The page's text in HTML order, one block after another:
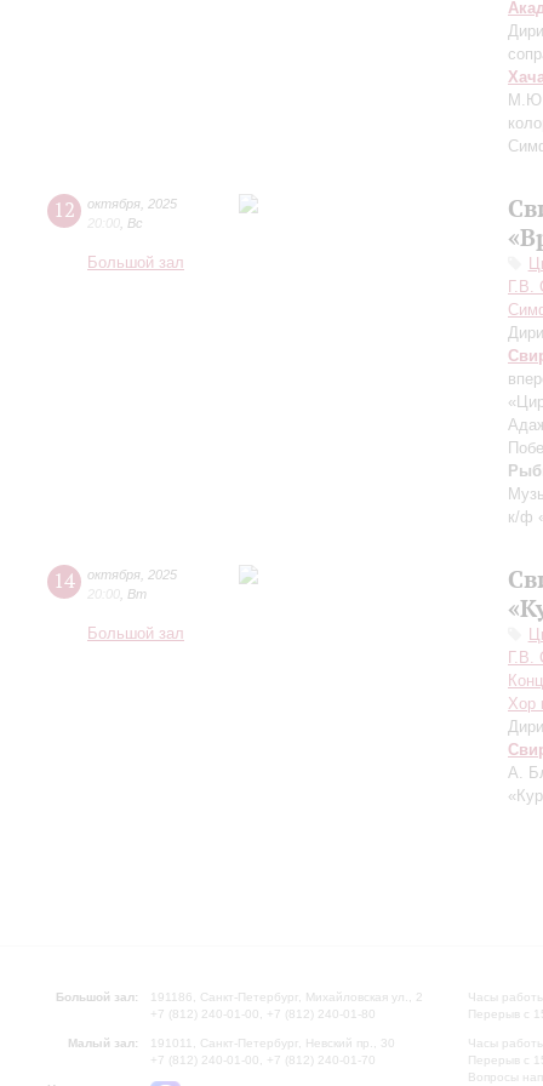
12 октября 2025
20:00 Вс
Большой зал
Г.В.
к/ф
14 октября 2025
20:00 Вт
Большой зал
Г.В.
Хор
А.
Большой зал:
191186, Санкт-Петербург, Михайловская ул., 2
+7 (812) 240-01-00, +7 (812) 240-01-80
Малый зал:
191011, Санкт-Петербург, Невский пр., 30
+7 (812) 240-01-00, +7 (812) 240-01-70
Часы
Перерыв с
Часы
Перерыв с
Вопросы